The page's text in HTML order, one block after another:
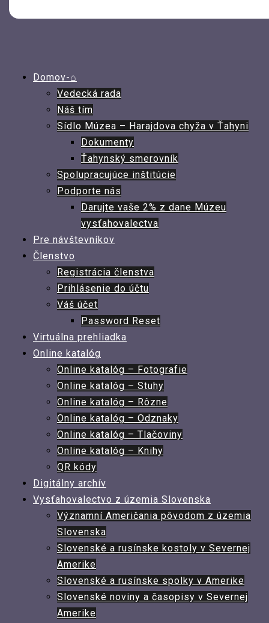
Domov-⌂
Vedecká rada
Náš tím
Sídlo Múzea – Harajdova chyža v Ťahyni
Dokumenty
Ťahynský smerovník
Spolupracujúce inštitúcie
Podporte nás
Darujte vaše 2% z dane Múzeu
vysťahovalectva
Pre návštevníkov
Členstvo
Registrácia členstva
Prihlásenie do účtu
Váš účet
Password Reset
Virtuálna prehliadka
Online katalóg
Online katalóg – Fotografie
Online katalóg – Stuhy
Online katalóg – Rôzne
Online katalóg – Odznaky
Online katalóg – Tlačoviny
Online katalóg – Knihy
QR kódy
Digitálny archív
Vysťahovalectvo z územia Slovenska
Významní Američania pôvodom z územia
Slovenska
Slovenské a rusínske kostoly v Severnej
Amerike
Slovenské a rusínske spolky v Amerike
Slovenské noviny a časopisy v Severnej
Amerike